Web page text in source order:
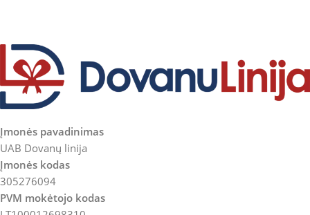
Įmonės pavadinimas
UAB Dovanų linija
Įmonės kodas
305276094
PVM mokėtojo kodas